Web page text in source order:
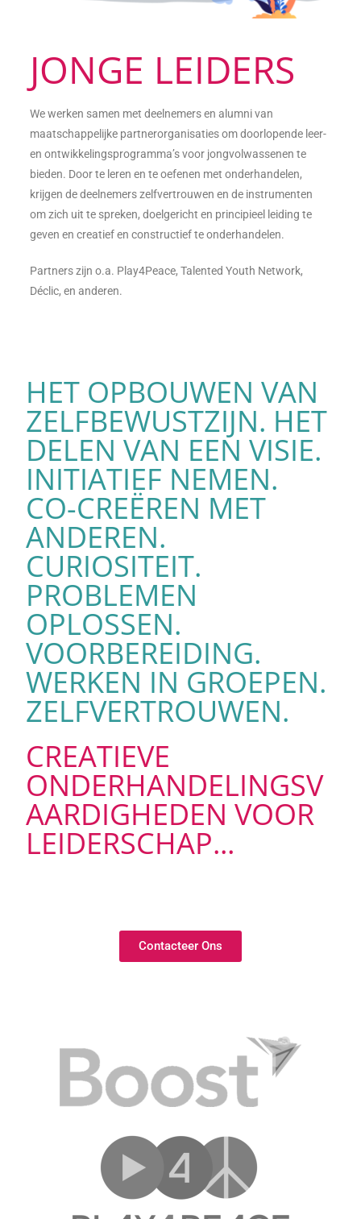
JONGE LEIDERS
We werken samen met deelnemers en alumni van
maatschappelijke partnerorganisaties om doorlopende leer-
en ontwikkelingsprogramma’s voor jongvolwassenen te
bieden. Door te leren en te oefenen met onderhandelen,
krijgen de deelnemers zelfvertrouwen en de instrumenten
om zich uit te spreken, doelgericht en principieel leiding te
geven en creatief en constructief te onderhandelen.
Partners zijn o.a. Play4Peace, Talented Youth Network,
Déclic, en anderen.
HET OPBOUWEN VAN
ZELFBEWUSTZIJN. HET
DELEN VAN EEN VISIE.
INITIATIEF NEMEN.
CO-CREËREN MET
ANDEREN.
CURIOSITEIT.
PROBLEMEN
OPLOSSEN.
VOORBEREIDING.
WERKEN IN GROEPEN.
ZELFVERTROUWEN.
CREATIEVE
ONDERHANDELINGSV
AARDIGHEDEN VOOR
LEIDERSCHAP...
Contacteer Ons